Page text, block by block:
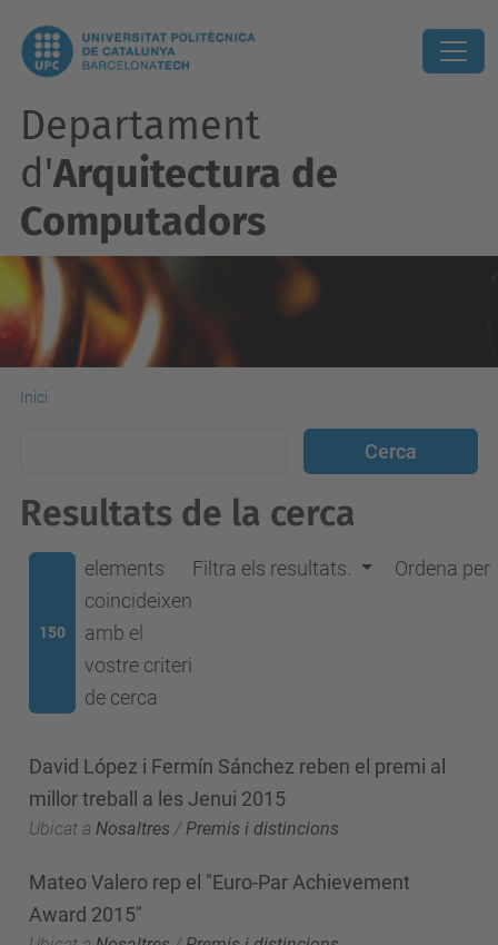
Departament
d'Arquitectura de
Computadors
Inici
Resultats de la cerca
150
elements
coincideixen
amb el
vostre criteri
de cerca
Filtra els resultats. Ordena per
David López i Fermín Sánchez reben el premi al
millor treball a les Jenui 2015
Ubicat a Nosaltres / Premis i distincions
Mateo Valero rep el "Euro-Par Achievement
Award 2015"